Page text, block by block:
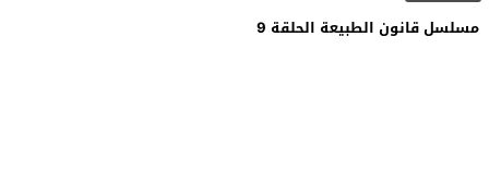
مسلسل قانون الطبيعة الحلقة 9